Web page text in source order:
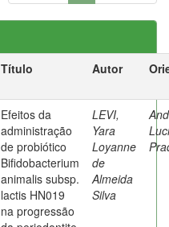
Título Autor
Efeitos da
administração
de probiótico
Bifidobacterium
animalis subsp.
lactis HN019
na progressão
LEVI,
Yara
Loyanne
de
Almeida
Silva